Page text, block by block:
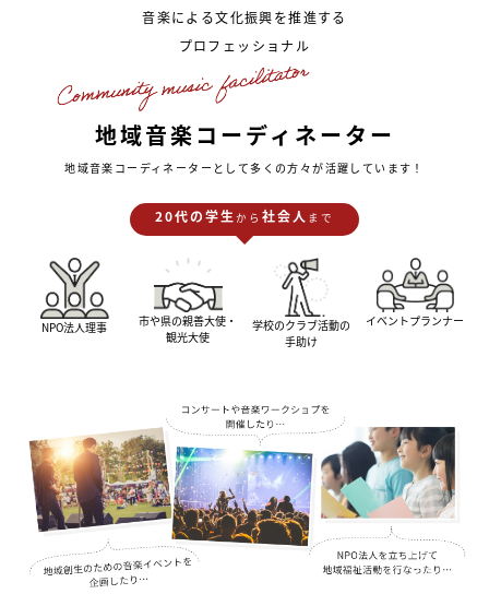
音楽による文化振興を推進する
プロフェッショナル
地域音楽コーディネーター
地域音楽コーディネーターとして多くの方々が活躍しています！
20代の学生 から 社会人 まで
NPO法人理事
市や県の親善大使・
観光大使
学校のクラブ活動の
手助け
イベントプランナー